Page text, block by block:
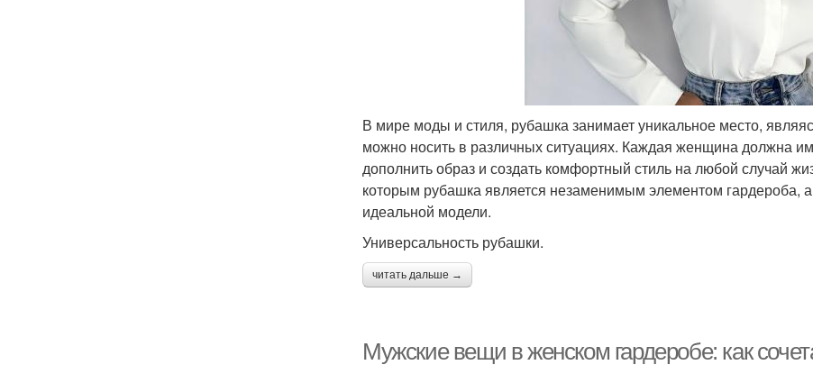
В мире моды и стиля, рубашка занимает уникальное место,
можно носить в различных ситуациях. Каждая женщина должна
дополнить образ и создать комфортный стиль на любой случай
которым рубашка является незаменимым элементом гардероба,
идеальной модели.
Универсальность рубашки.
читать дальше →
Мужские вещи в женском гардеробе: как